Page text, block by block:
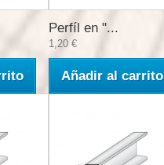
Perfíl en "...
1,20 €
Añadir al carrito